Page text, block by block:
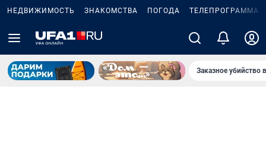
НЕДВИЖИМОСТЬ ЗНАКОМСТВА ПОГОДА ТЕЛЕПРОГРАММА
Заказное убийство